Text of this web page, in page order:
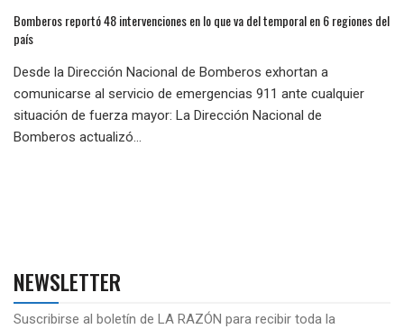
Bomberos reportó 48 intervenciones en lo que va del temporal en 6 regiones del
país
Desde la Dirección Nacional de Bomberos exhortan a
comunicarse al servicio de emergencias 911 ante cualquier
situación de fuerza mayor: La Dirección Nacional de
Bomberos actualizó...
NEWSLETTER
Suscribirse al boletín de LA RAZÓN para recibir toda la